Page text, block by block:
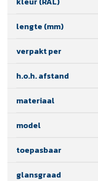
lengte (mm)
verpakt per
h.o.h. afstand
materiaal
model
toepasbaar
glansgraad